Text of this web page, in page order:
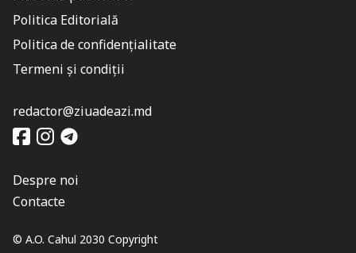
© A.O. Cahul 2030 Copyright
Politica Editorială
Politica de confidențialitate
Termeni și condiții
redactor@ziuadeazi.md
Despre noi
Contacte